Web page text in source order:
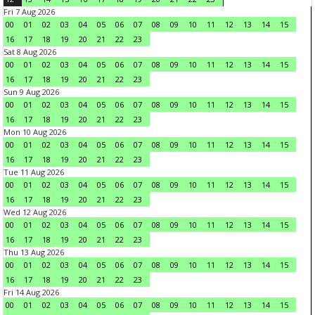
Fri 7 Aug 2026
00
01 02 03 04 05 06 07 08 09 10 11 12 13 14
15
16
17 18 19 20 21 22
23
Sat 8 Aug 2026
00
01 02 03 04 05 06 07 08 09 10 11 12 13 14
15
16
17 18 19 20 21 22
23
Sun 9 Aug 2026
00
01 02 03 04 05 06 07 08 09 10 11 12 13 14
15
16
17 18 19 20 21 22
23
Mon 10 Aug 2026
00
01 02 03 04 05 06 07 08 09 10 11 12 13 14
15
16
17 18 19 20 21 22
23
Tue 11 Aug 2026
00
01 02 03 04 05 06 07 08 09 10 11 12 13 14
15
16
17 18 19 20 21 22
23
Wed 12 Aug 2026
00
01 02 03 04 05 06 07 08 09 10 11 12 13 14
15
16
17 18 19 20 21 22
23
Thu 13 Aug 2026
00
01 02 03 04 05 06 07 08 09 10 11 12 13 14
15
16
17 18 19 20 21 22
23
Fri 14 Aug 2026
00
01 02 03 04 05 06 07 08 09 10 11 12 13 14
15